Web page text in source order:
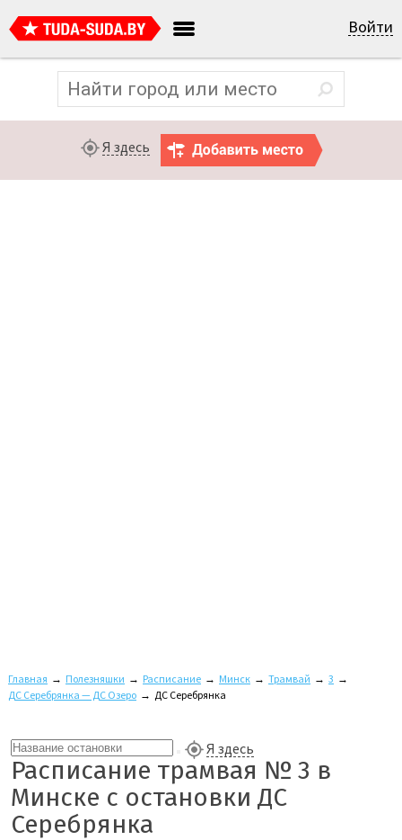
Войти
Я здесь
Главная → Полезняшки → Расписание → Минск → Трамвай → 3 →
ДС Серебрянка — ДС Озеро → ДС Серебрянка
Я здесь
Расписание трамвая № 3 в
Минске с остановки ДС
Серебрянка